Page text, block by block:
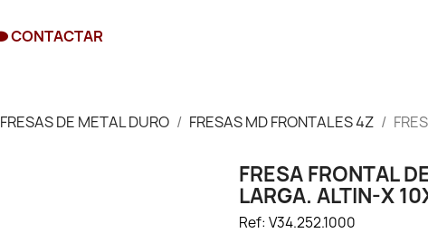
CONTACTAR
FRESAS DE METAL DURO FRESAS MD FRONTALES 4Z
FRESA FRONTAL
LARGA. ALTIN-X
Ref: V34.252.1000